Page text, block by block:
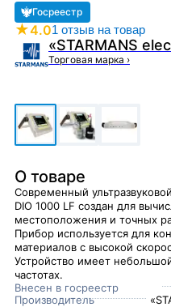
Госреестр
★4.01 отзыв на товар
«STARMANS
Торговая марка ›
О товаре
Современный
DIO 1000 LF создан для
местоположения и точных
Прибор используется для
материалов с высокой
Устройство имеет
частотах.
Внесен в госреестр
Производитель